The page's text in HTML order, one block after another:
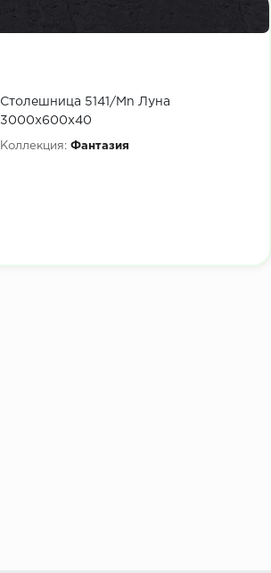
Столешница 5141/Mn Луна
3000х600х40
Коллекция: Фантазия